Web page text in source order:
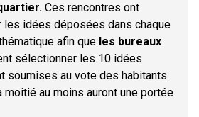
Ces rencontres ont
idées déposées dans chaque
afin que les bureaux
sélectionner les 10 idées
soumises au vote des habitants
moitié au moins auront une portée